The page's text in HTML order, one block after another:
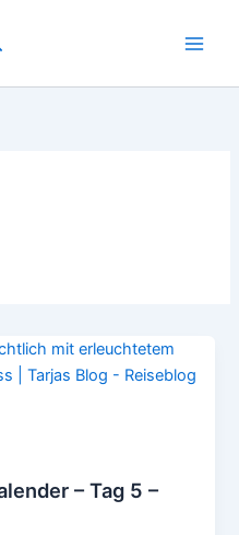
– Tag 5 –